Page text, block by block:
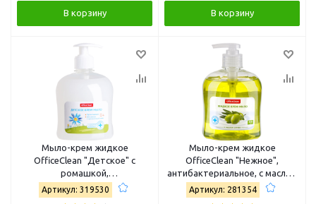
В корзину В корзину
Мыло-крем жидкое
OfficeClean "Детское" с
ромашкой,
антибактериальное, с
дозатором, 500мл 319530
Артикул: 319530
Мыло-крем жидкое
OfficeClean "Нежное",
антибактериальное, с маслом
оливы, с дозатором, 500мл
281354
Артикул: 281354